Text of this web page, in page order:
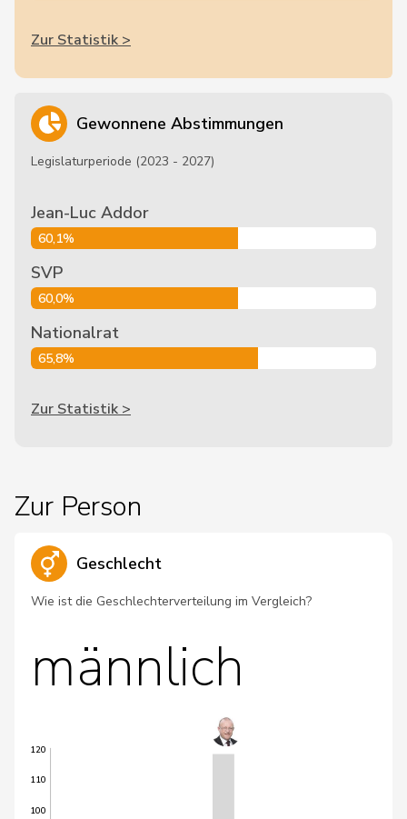
Zur Statistik >
Gewonnene Abstimmungen
Legislaturperiode (2023 - 2027)
Jean-Luc Addor
60,1%
SVP
60,0%
Nationalrat
65,8%
Zur Statistik >
Zur Person
Geschlecht
Wie ist die Geschlechterverteilung im Vergleich?
männlich
100
110
120